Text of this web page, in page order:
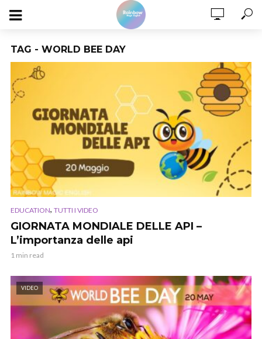
TAG - WORLD BEE DAY
EDUCATION, TUTTI I VIDEO
GIORNATA MONDIALE DELLE API –
L’importanza delle api
1 min read
VIDEO